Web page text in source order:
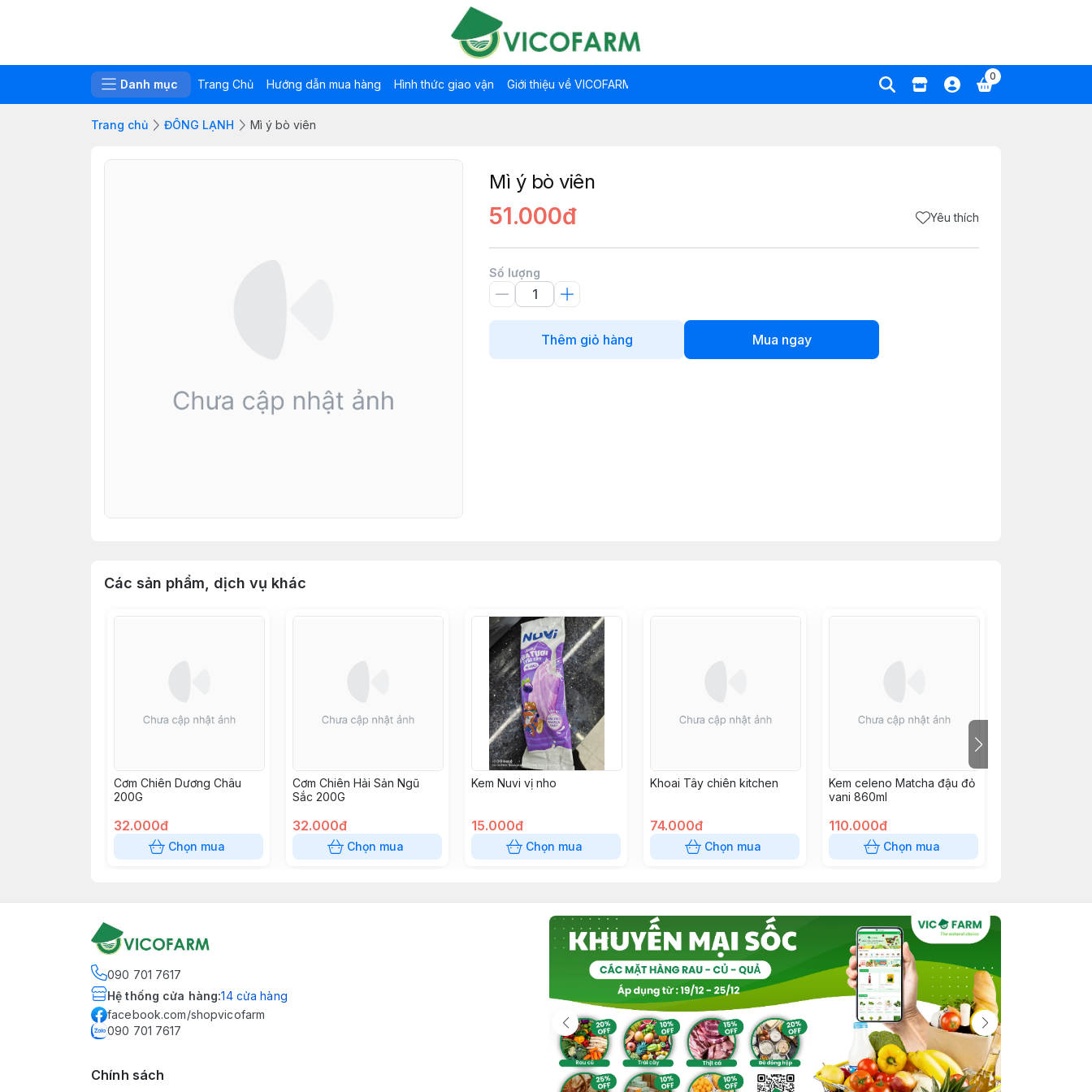
Danh mục Trang Chủ Hướng dẫn mua hàng Hình thức giao vận Giới thiệu về VICOFARM
0
Trang chủ ĐÔNG LẠNH Mì ý bò viên
Mì ý bò viên
51.000đ Yêu thích
Số lượng
Thêm giỏ hàng Mua ngay
Các sản phẩm, dịch vụ khác
Cơm Chiên Dương Châu
200G
32.000đ
Chọn mua
Cơm Chiên Hải Sản Ngũ
Sắc 200G
32.000đ
Chọn mua
Kem Nuvi vị nho
15.000đ
Chọn mua
Khoai Tây chiên kitchen
74.000đ
Chọn mua
Kem celeno Matcha đậu đỏ
vani 860ml
110.000đ
Chọn mua
090 701 7617
Hệ thống cửa hàng:14 cửa hàng
facebook.com/shopvicofarm
090 701 7617
Chính sách